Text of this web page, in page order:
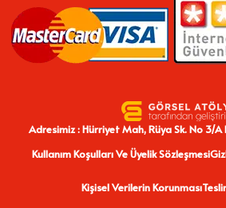
Adresimiz : Hürriyet Mah, Rüya Sk. No 3/
Kullanım Koşulları Ve Üyelik Sözleşmesi
Kişisel Verilerin Korunması